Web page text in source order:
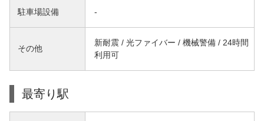
駐車場設備 -
その他
新耐震 / 光ファイバー / 機械警備 / 24時間
利用可
最寄り駅